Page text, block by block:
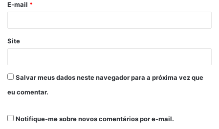
E-mail *
Site
Salvar meus dados neste navegador para a próxima vez que
eu comentar.
Notifique-me sobre novos comentários por e-mail.